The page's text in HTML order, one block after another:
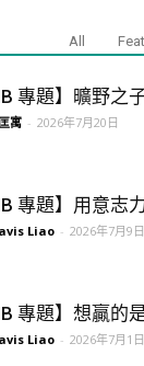
All
專題】曠野之
寓 - 2026年7月20日
專題】用意志
Liao - 2026年7月9日
專題】想贏的
Liao - 2026年7月1日